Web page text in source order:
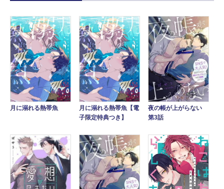
月に溺れる熱帯魚
月に溺れる熱帯魚【電
子限定特典つき】
夜の帳が上がらない
第3話